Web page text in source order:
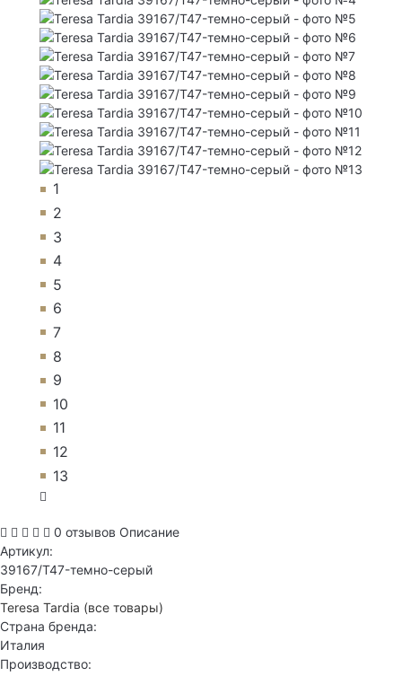
1
2
3
4
5
6
7
8
9
10
11
12
13
0 отзывов Описание
Артикул:
39167/T47-темно-серый
Бренд:
Teresa Tardia (все товары)
Страна бренда:
Италия
Производство: